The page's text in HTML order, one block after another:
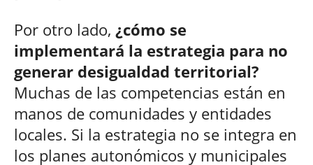
Por otro lado, ¿cómo se
implementará la estrategia para no
generar desigualdad territorial?
Muchas de las competencias están en
manos de comunidades y entidades
locales. Si la estrategia no se integra en
los planes autonómicos y municipales